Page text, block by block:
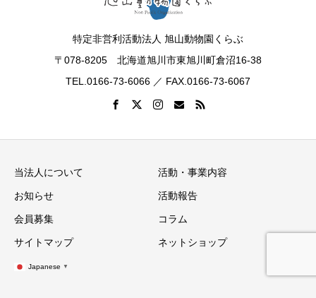
特定非営利活動法人 旭山動物園くらぶ
〒078-8205 北海道旭川市東旭川町倉沼16-38
TEL.0166-73-6066 ／ FAX.0166-73-6067
当法人について 活動・事業内容
お知らせ 活動報告
会員募集 コラム
サイトマップ ネットショップ
Japanese ▼